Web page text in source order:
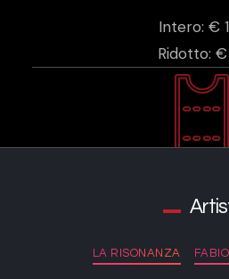
Intero: €
Ridotto:
LA RISONANZA